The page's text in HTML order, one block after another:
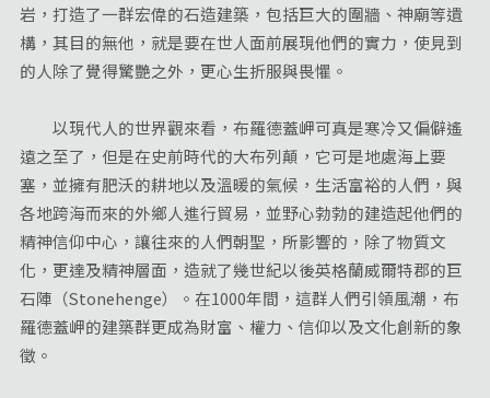
岩，打造了一群宏偉的石造建築，包括巨大的圍牆、神廟等遺
構，其目的無他，就是要在世人面前展現他們的實力，使見到
的人除了覺得驚艷之外，更心生折服與畏懼。
以現代人的世界觀來看，布羅德蓋岬可真是寒冷又偏僻遙
遠之至了，但是在史前時代的大布列顛，它可是地處海上要
塞，並擁有肥沃的耕地以及溫暖的氣候，生活富裕的人們，與
各地跨海而來的外鄉人進行貿易，並野心勃勃的建造起他們的
精神信仰中心，讓往來的人們朝聖，所影響的，除了物質文
化，更達及精神層面，造就了幾世紀以後英格蘭威爾特郡的巨
石陣（Stonehenge）。在1000年間，這群人們引領風潮，布
羅德蓋岬的建築群更成為財富、權力、信仰以及文化創新的象
徵。